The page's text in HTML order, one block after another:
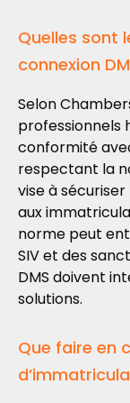
Quelles sont
connexion
Selon
professionnels
conformité
respectant la
vise à
aux
norme peut
SIV et des
DMS doivent
solutions.
Que faire en